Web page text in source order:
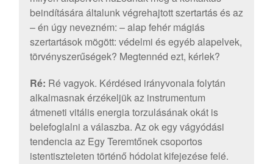
beindítására általunk végrehajtott szertartás és az
– én úgy nevezném: – alap fehér mágiás
szertartások mögött: védelmi és egyéb alapelvek,
törvényszerűségek? Megtennéd ezt, kérlek?
Ré: Ré vagyok. Kérdésed irányvonala folytán
alkalmasnak érzékeljük az instrumentum
átmeneti vitális energia torzulásának okát is
belefoglalni a válaszba. Az ok egy vágyódási
tendencia az Egy Teremtőnek csoportos
istentiszteleten történő hódolat kifejezése felé.